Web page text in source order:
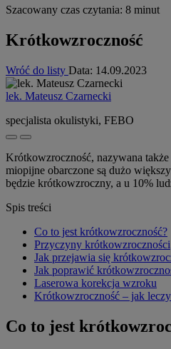
Szacowany czas czytania: 8 minut
Krótkowzroczność
Wróć do listy Data: 14.09.2023
lek. Mateusz Czarnecki
specjalista okulistyki, FEBO
Krótkowzroczność, nazywana
miopijne obarczone są dużo
będzie krótkowzroczny, a u 10%
Spis treści
Co to jest krótkowzroczność?
Przyczyny krótkowzroczności
Jak przejawia się
Jak poprawić
Laserowa korekcja wzroku
Krótkowzroczność – jak
Co to jest